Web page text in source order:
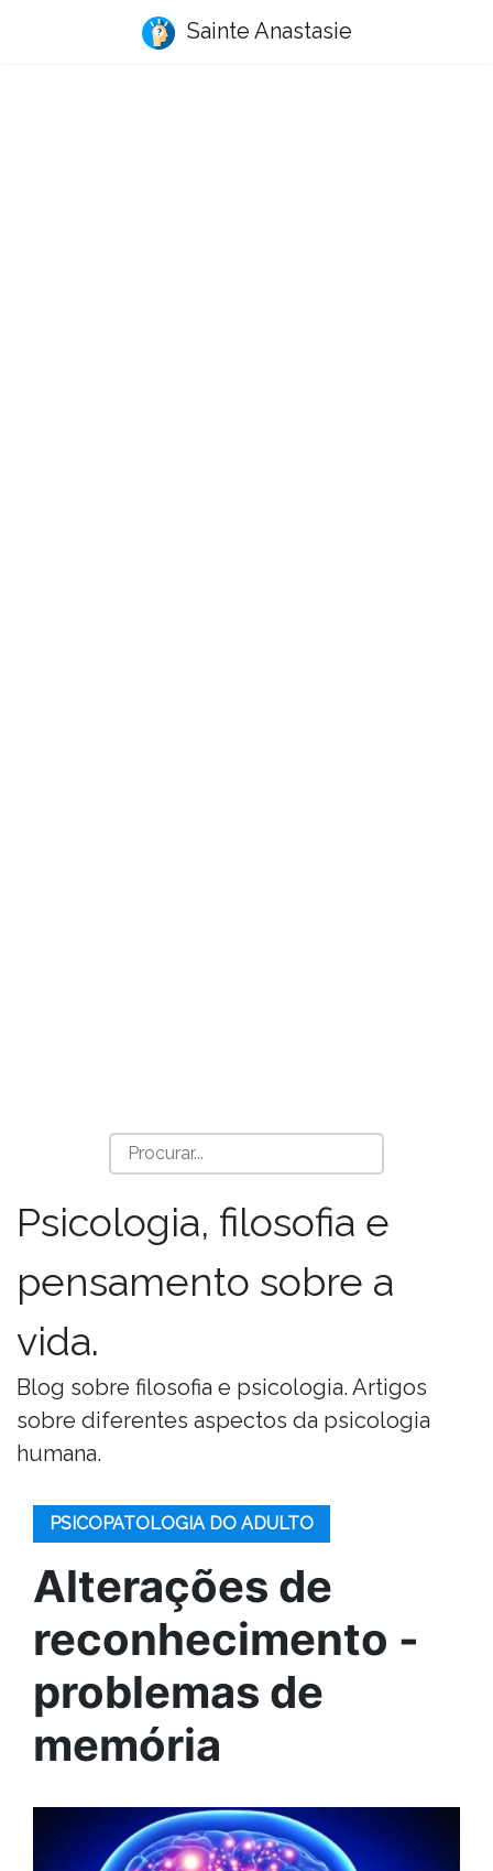
Sainte Anastasie
Psicologia, filosofia e
pensamento sobre a
vida.
Blog sobre filosofia e psicologia. Artigos
sobre diferentes aspectos da psicologia
humana.
PSICOPATOLOGIA DO ADULTO
Alterações de
reconhecimento -
problemas de
memória